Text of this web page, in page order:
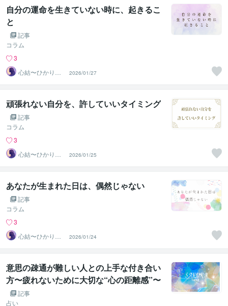
自分の運命を生きていない時に、起きるこ
と
記事
コラム
3
心結〜ひかりの
声〜
2026/01/27
頑張れない自分を、許していいタイミング
記事
コラム
3
心結〜ひかりの
声〜
2026/01/25
あなたが生まれた日は、偶然じゃない
記事
コラム
3
心結〜ひかりの
声〜
2026/01/24
意思の疎通が難しい人との上手な付き合い
方〜疲れないために大切な“心の距離感”〜
記事
占い